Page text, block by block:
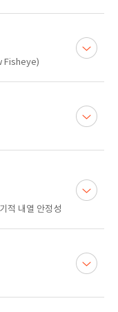
Fisheye)
적 내열 안정성